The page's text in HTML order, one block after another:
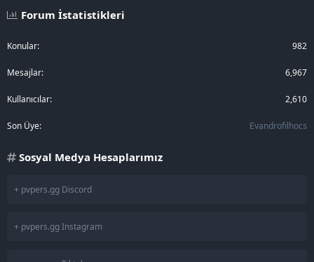
Forum İstatistikleri
Konular 982
Mesajlar 6,967
Kullanıcılar 2,610
Son Üye Evandrofilhocs
Sosyal Medya Hesaplarımız
+ pvpers.gg Discord
+ pvpers.gg Instagram